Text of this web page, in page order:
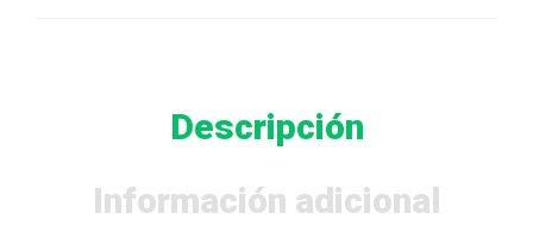
Descripción
Información adicional